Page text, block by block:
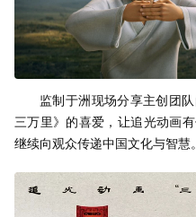
监制于洲现场分享主创团
三万里》的喜爱，让追光动画
继续向观众传递中国文化与智慧。